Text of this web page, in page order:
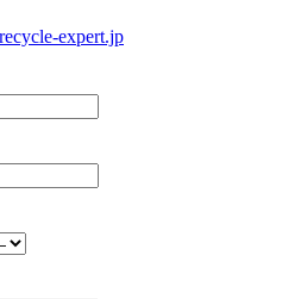
expert.jp